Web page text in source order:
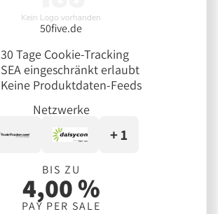
50five.de
30 Tage Cookie-Tracking
SEA eingeschränkt erlaubt
Keine Produktdaten-Feeds
Netzwerke
+ 1
BIS ZU
4,00 %
PAY PER SALE